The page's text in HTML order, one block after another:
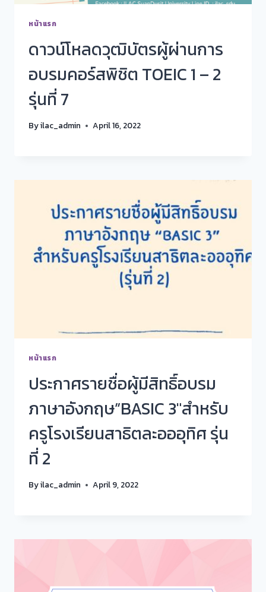
หน้าแรก
ดาวน์โหลดวุฒิบัตรผู้ผ่านการ
อบรมคอร์สพิชิต TOEIC 1 – 2
รุ่นที่ 7
Byilac_admin April 16, 2022
หน้าแรก
ประกาศรายชื่อผู้มีสิทธิ์อบรม
ภาษาอังกฤษ”BASIC 3″สำหรับ
ครูโรงเรียนสาธิตละอออุทิศ รุ่น
ที่ 2
Byilac_admin April 9, 2022